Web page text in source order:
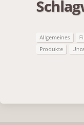
Allgemeines
Produkte